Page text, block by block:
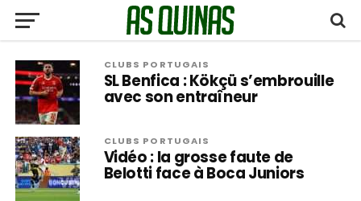
CLUBS PORTUGAIS
SL Benfica : Kökçü s’embrouille
avec son entraîneur
CLUBS PORTUGAIS
Vidéo : la grosse faute de
Belotti face à Boca Juniors